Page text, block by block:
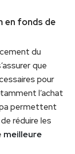
en fonds de
du
que
pour
l’achat
permettent
réduire les
meilleure